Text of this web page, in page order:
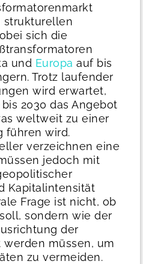
strukturellen
sich die
und Europa auf bis
Trotz laufender
wird erwartet,
2030 das Angebot
weltweit zu einer
führen wird.
verzeichnen eine
jedoch mit
Kapitalintensität
Frage ist nicht, ob
sondern wie der
der
müssen, um
zu vermeiden.